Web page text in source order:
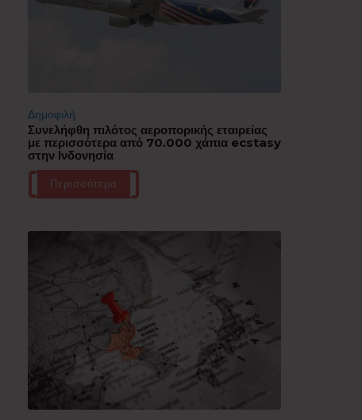
Δημοφιλή
Συνελήφθη πιλότος αεροπορικής εταιρείας
με περισσότερα από 70.000 χάπια ecstasy
στην Ινδονησία
Περισσότερα